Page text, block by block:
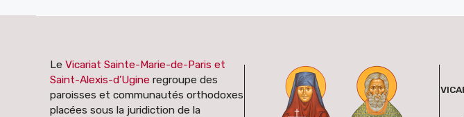
Le Vicariat Sainte-Marie-de-Paris et
Saint-Alexis-d’Ugine regroupe des
paroisses et communautés orthodoxes
placées sous la juridiction de la